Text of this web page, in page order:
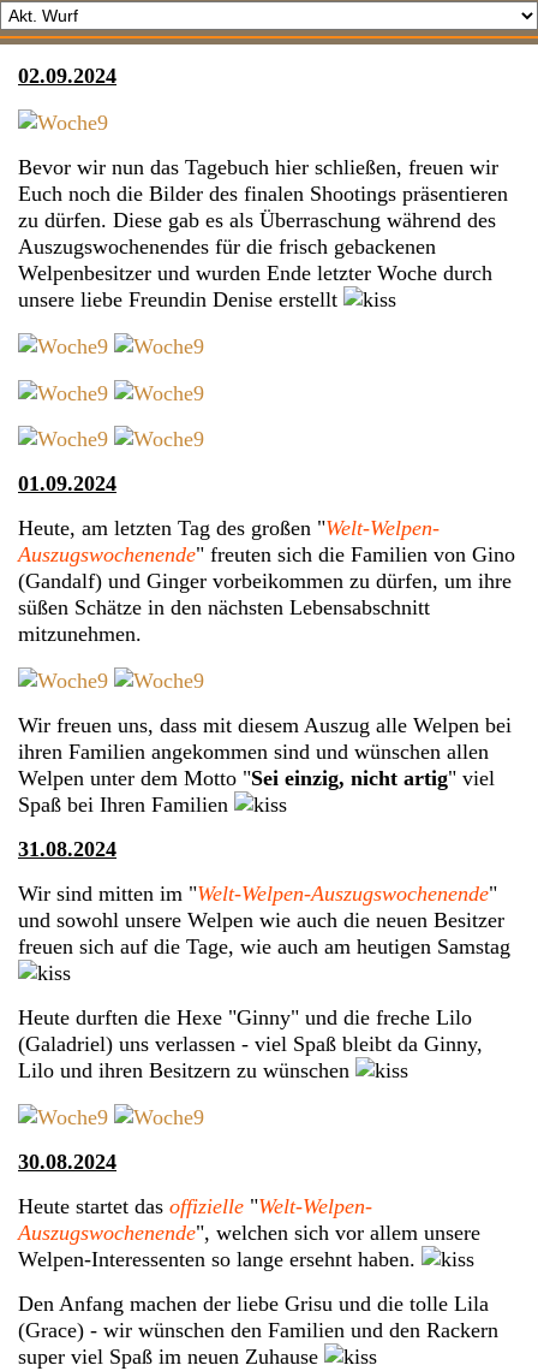
02.09.2024
Bevor wir nun das Tagebuch hier schließen, freuen wir
Euch noch die Bilder des finalen Shootings präsentieren
zu dürfen. Diese gab es als Überraschung während des
Auszugswochenendes für die frisch gebackenen
Welpenbesitzer und wurden Ende letzter Woche durch
unsere liebe Freundin Denise erstellt
01.09.2024
Heute, am letzten Tag des großen "Welt-Welpen-
Auszugswochenende" freuten sich die Familien von Gino
(Gandalf) und Ginger vorbeikommen zu dürfen, um ihre
süßen Schätze in den nächsten Lebensabschnitt
mitzunehmen.
Wir freuen uns, dass mit diesem Auszug alle Welpen bei
ihren Familien angekommen sind und wünschen allen
Welpen unter dem Motto "Sei einzig, nicht artig" viel
Spaß bei Ihren Familien
31.08.2024
Wir sind mitten im "Welt-Welpen-Auszugswochenende"
und sowohl unsere Welpen wie auch die neuen Besitzer
freuen sich auf die Tage, wie auch am heutigen Samstag
Heute durften die Hexe "Ginny" und die freche Lilo
(Galadriel) uns verlassen - viel Spaß bleibt da Ginny,
Lilo und ihren Besitzern zu wünschen
30.08.2024
Heute startet das offizielle "Welt-Welpen-
Auszugswochenende", welchen sich vor allem unsere
Welpen-Interessenten so lange ersehnt haben.
Den Anfang machen der liebe Grisu und die tolle Lila
(Grace) - wir wünschen den Familien und den Rackern
super viel Spaß im neuen Zuhause